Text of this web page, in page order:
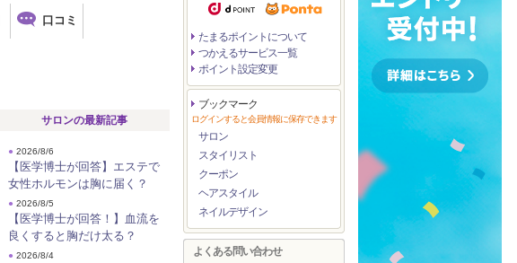
口コミ
サロンの最新記事
● 2026/8/6
【医学博士が回答】エステで
女性ホルモンは胸に届く？
● 2026/8/5
【医学博士が回答！】血流を
良くすると胸だけ太る？
● 2026/8/4
たまるポイントについて
つかえるサービス一覧
ポイント設定変更
ブックマーク
ログインすると会員情報に保存できます
サロン
スタイリスト
クーポン
ヘアスタイル
ネイルデザイン
よくある問い合わせ